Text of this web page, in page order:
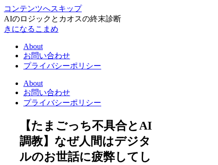
コンテンツへスキップ
AIのロジックとカオスの終末診断
きになるこまめ
About
お問い合わせ
プライバシーポリシー
About
お問い合わせ
プライバシーポリシー
【たまごっち不具合とAI
調教】なぜ人間はデジタ
ルのお世話に疲弊してし